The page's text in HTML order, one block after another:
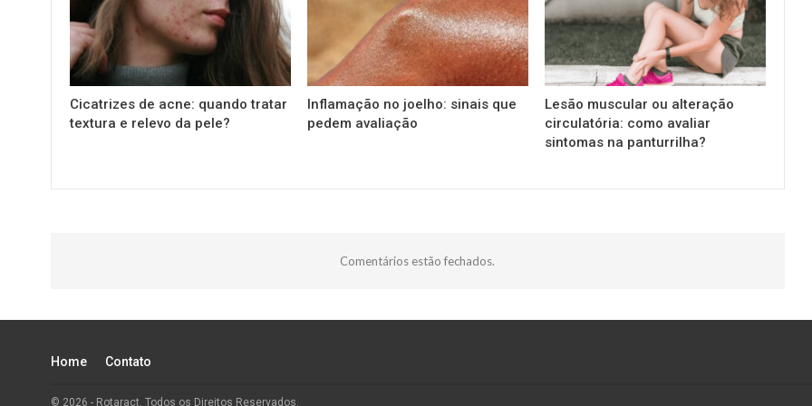
Cicatrizes de acne: quando tratar
textura e relevo da pele?
Inflamação no joelho: sinais que
pedem avaliação
Lesão muscular ou alteração
circulatória: como avaliar
sintomas na panturrilha?
Comentários estão fechados.
Home Contato
© 2026 - Rotaract. Todos os Direitos Reservados.